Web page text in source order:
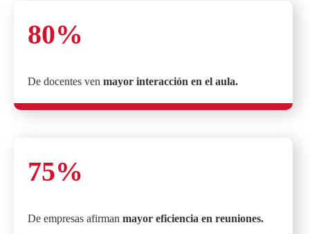
80%
De docentes ven mayor interacción en el aula.
75%
De empresas afirman mayor eficiencia en reuniones.